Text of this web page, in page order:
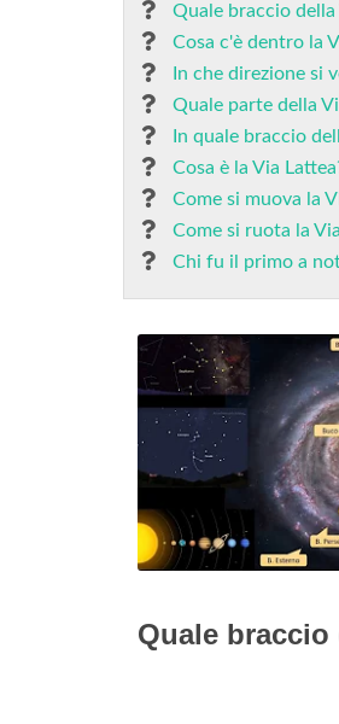
Quale braccio
Cosa c'è dentro la
In che direzione si
Quale parte della
In quale braccio
Cosa è la Via
Come si muova la
Come si ruota la
Chi fu il primo a
Quale braccio